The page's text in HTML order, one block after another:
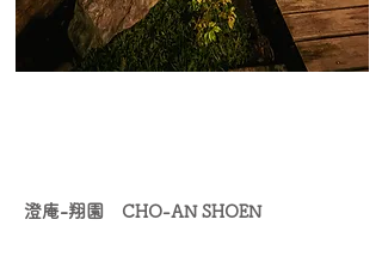
澄庵-翔園 CHO-AN SHOEN